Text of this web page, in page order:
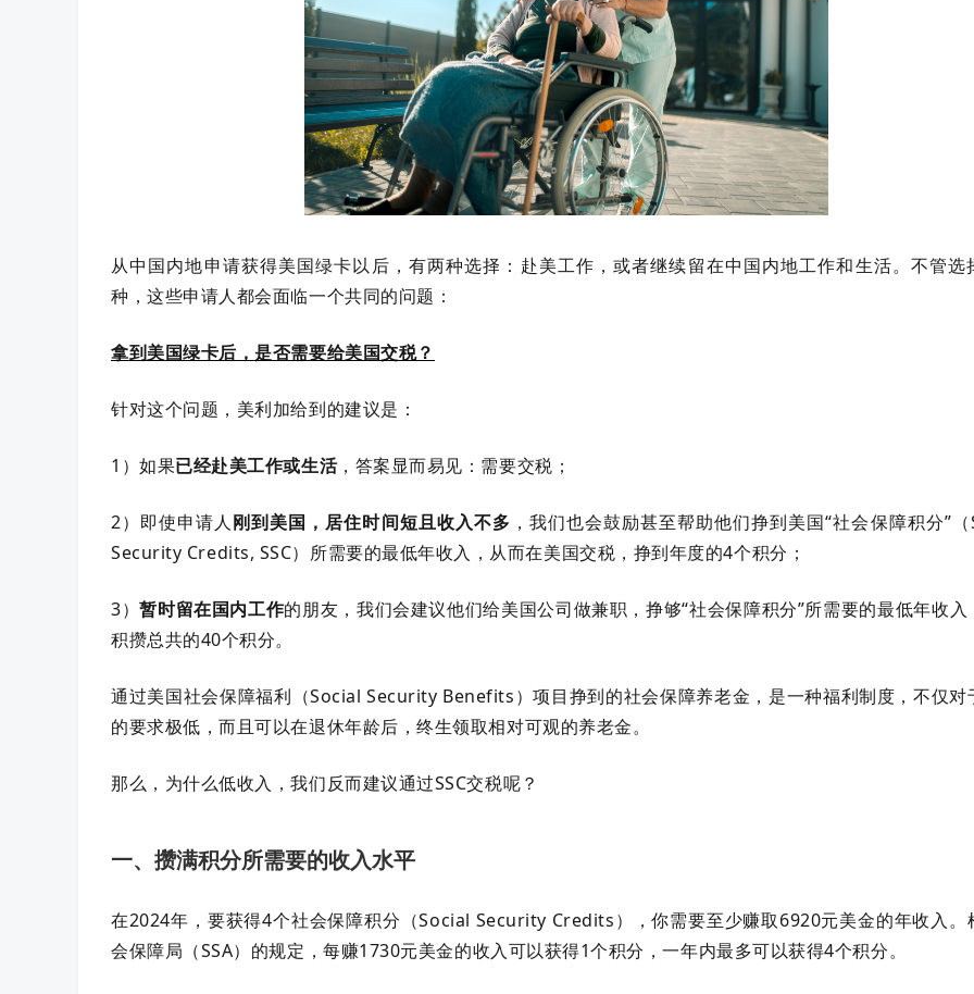
从中国内地申请获得美国绿卡以后，有两种选择：赴美工作，或者继续留在中国内地工作和生活。不管选
种，这些申请人都会面临一个共同的问题：
拿到美国绿卡后，是否需要给美国交税？
针对这个问题，美利加给到的建议是：
1）如果已经赴美工作或生活，答案显而易见：需要交税；
2）即使申请人刚到美国，居住时间短且收入不多 ，我们也会鼓励甚至帮助他们挣到美国“社会保障积分”
Security Credits, SSC）所需要的最低年收入，从而在美国交税，挣到年度的4个积分；
3）暂时留在国内工作的朋友，我们会建议他们给美国公司做兼职，挣够“社会保障积分”所需要的最低年收入
积攒总共的40个积分。
通过美国社会保障福利（Social Security Benefits）项目挣到的社会保障养老金，是一种福利制度，不仅对
的要求极低，而且可以在退休年龄后，终生领取相对可观的养老金。
那么，为什么低收入，我们反而建议通过SSC交税呢？
一、攒满积分所需要的收入水平
在2024年，要获得4个社会保障积分（Social Security Credits），你需要至少赚取6920元美金的年收入。
会保障局（SSA）的规定，每赚1730元美金的收入可以获得1个积分，一年内最多可以获得4个积分。